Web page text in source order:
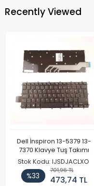
Recently Viewed
Dell İnspiron 13-5379 13-
7370 Klavye Tuş Takımı
Stok Kodu: IJSDJACLXO
%33
701,96 TL
473,74 TL